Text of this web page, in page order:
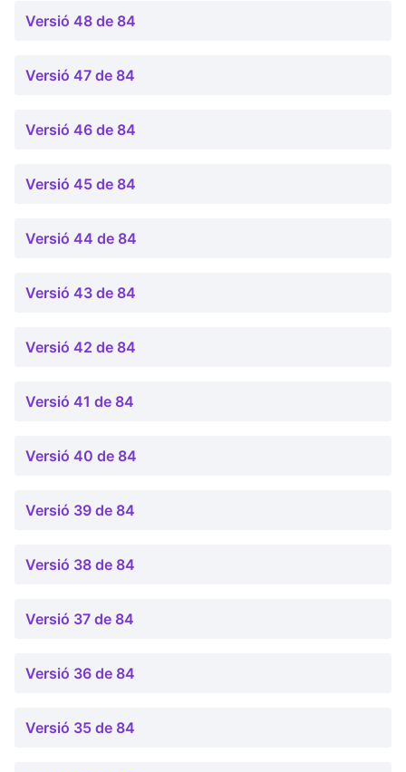
Versió 48 de 84
Versió 47 de 84
Versió 46 de 84
Versió 45 de 84
Versió 44 de 84
Versió 43 de 84
Versió 42 de 84
Versió 41 de 84
Versió 40 de 84
Versió 39 de 84
Versió 38 de 84
Versió 37 de 84
Versió 36 de 84
Versió 35 de 84